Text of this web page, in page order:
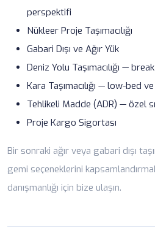
perspektifi
Nükleer Proje Taşımacılığı
Gabari Dışı ve Ağır Yük
Deniz Yolu Taşımacılığı —
Kara Taşımacılığı — low-bed
Tehlikeli Madde (ADR) — özel
Proje Kargo Sigortası
Bir sonraki ağır veya gabari dışı
gemi seçeneklerini
danışmanlığı için bize ulaşın.